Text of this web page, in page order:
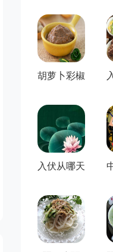
卵坨...
胡萝卜彩椒
宝...
入伏从哪天